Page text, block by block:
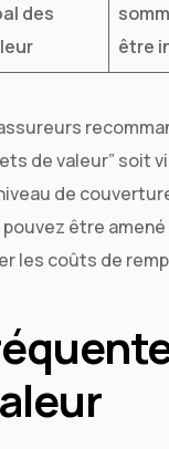
des
être
de valeur” soit
de
être
les coûts de